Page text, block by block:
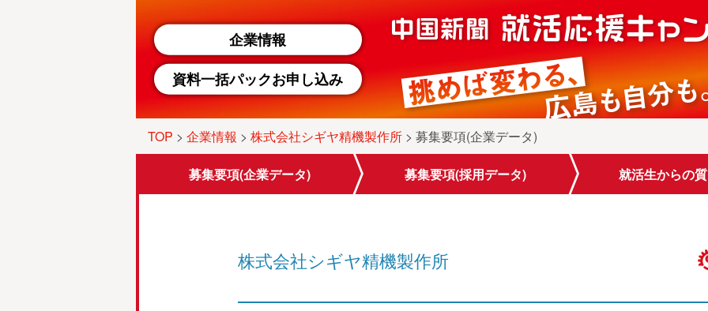
企業情報
資料一括パックお申し込み
TOP > 企業情報 > 株式会社シギヤ精機製作所 > 募集要項(企業データ)
募集要項(企業データ) 募集要項(採用データ) 就活生からの
株式会社シギヤ精機製作所